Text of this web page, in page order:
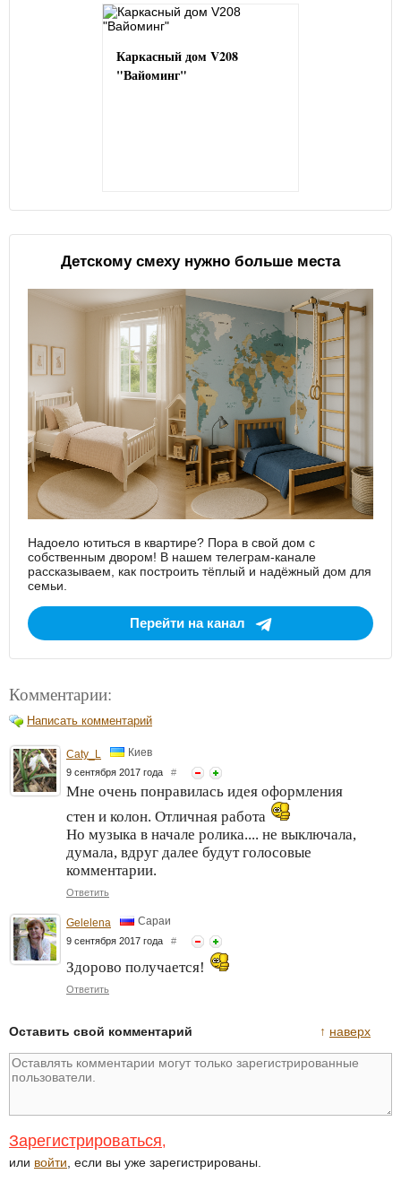
Каркасный дом V208
"Вайоминг"
Детскому смеху нужно больше места
Надоело ютиться в квартире? Пора в свой дом с
собственным двором! В нашем телеграм-канале
рассказываем, как построить тёплый и надёжный дом для
семьи.
Перейти на канал
Комментарии:
Написать комментарий
Caty_L Киев
9 сентября 2017 года #
Мне очень понравилась идея оформления
стен и колон. Отличная работа
Но музыка в начале ролика.... не выключала,
думала, вдруг далее будут голосовые
комментарии.
Ответить
Gelelena Сараи
9 сентября 2017 года #
Здорово получается!
Ответить
↑ наверх
Оставить свой комментарий
Зарегистрироваться,
или войти , если вы уже зарегистрированы.